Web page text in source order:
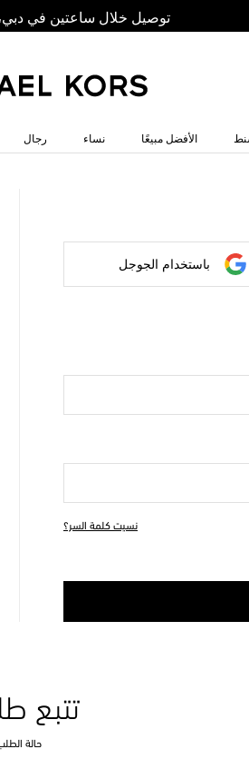
توصيل خلال ساعتين في
الأفضل مبيعًا نساء رجال
باستخدام الجوجل
نسيت كلمة السر؟
تتبع
حالة